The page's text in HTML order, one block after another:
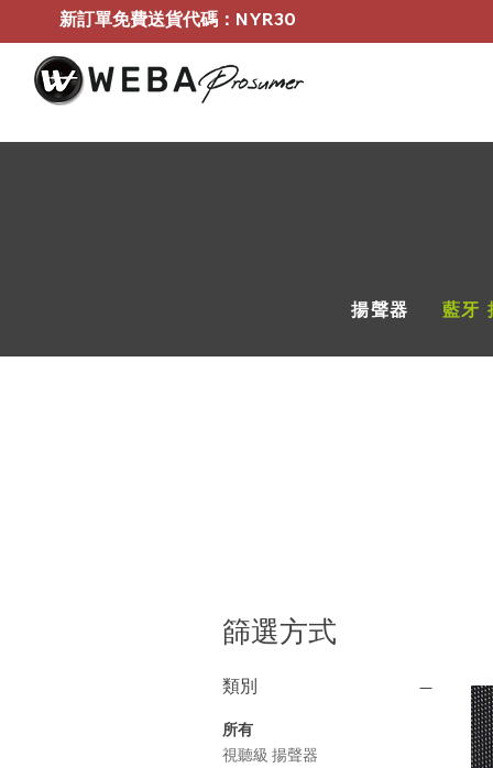
新訂單免費送貨代碼：NYR30
揚聲器 藍牙
篩選方式
類別
所有
視聽級 揚聲器